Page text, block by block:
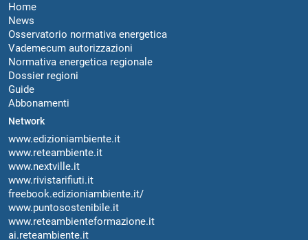
Home
News
Osservatorio normativa energetica
Vademecum autorizzazioni
Normativa energetica regionale
Dossier regioni
Guide
Abbonamenti
Network
www.edizioniambiente.it
www.reteambiente.it
www.nextville.it
www.rivistarifiuti.it
freebook.edizioniambiente.it/
www.puntosostenibile.it
www.reteambienteformazione.it
ai.reteambiente.it